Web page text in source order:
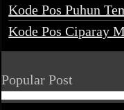
Kode Pos Puhun
Kode Pos Ciparay
Popular Post